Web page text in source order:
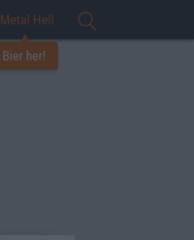
Metal Hell
Bier her!